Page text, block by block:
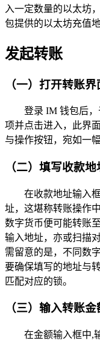
入一定数量的以太坊
包提供的以太坊充值
发起转账
（一）打开转账界
登录 IM 钱包后
项并点击进入，此界
与操作按钮，宛如一
（二）填写收款地
在收款地址输入
址，这堪称转账操作
数字货币便可能转账
输入地址，亦或扫描
需留意的是，不同数
要确保填写的地址与
匹配对应的锁。
（三）输入转账金
在金额输入框中,